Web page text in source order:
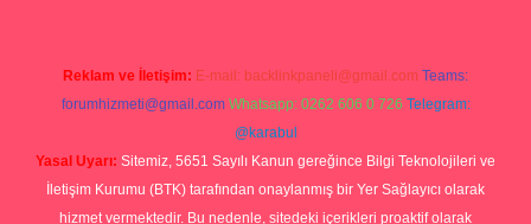
Reklam ve İletişim: E-mail: backlinkpaneli@gmail.com Teams:
forumhizmeti@gmail.com Whatsapp: 0262 606 0 726 Telegram:
@karabul
Yasal Uyarı: Sitemiz, 5651 Sayılı Kanun gereğince Bilgi Teknolojileri ve
İletişim Kurumu (BTK) tarafından onaylanmış bir Yer Sağlayıcı olarak
hizmet vermektedir. Bu nedenle, sitedeki içerikleri proaktif olarak